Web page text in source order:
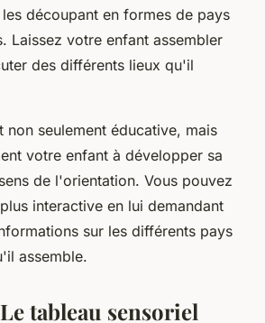
découpant en formes de pays
Laissez votre enfant assembler
des différents lieux qu'il
non seulement éducative, mais
votre enfant à développer sa
de l'orientation. Vous pouvez
interactive en lui demandant
sur les différents pays
assemble.
tableau sensoriel